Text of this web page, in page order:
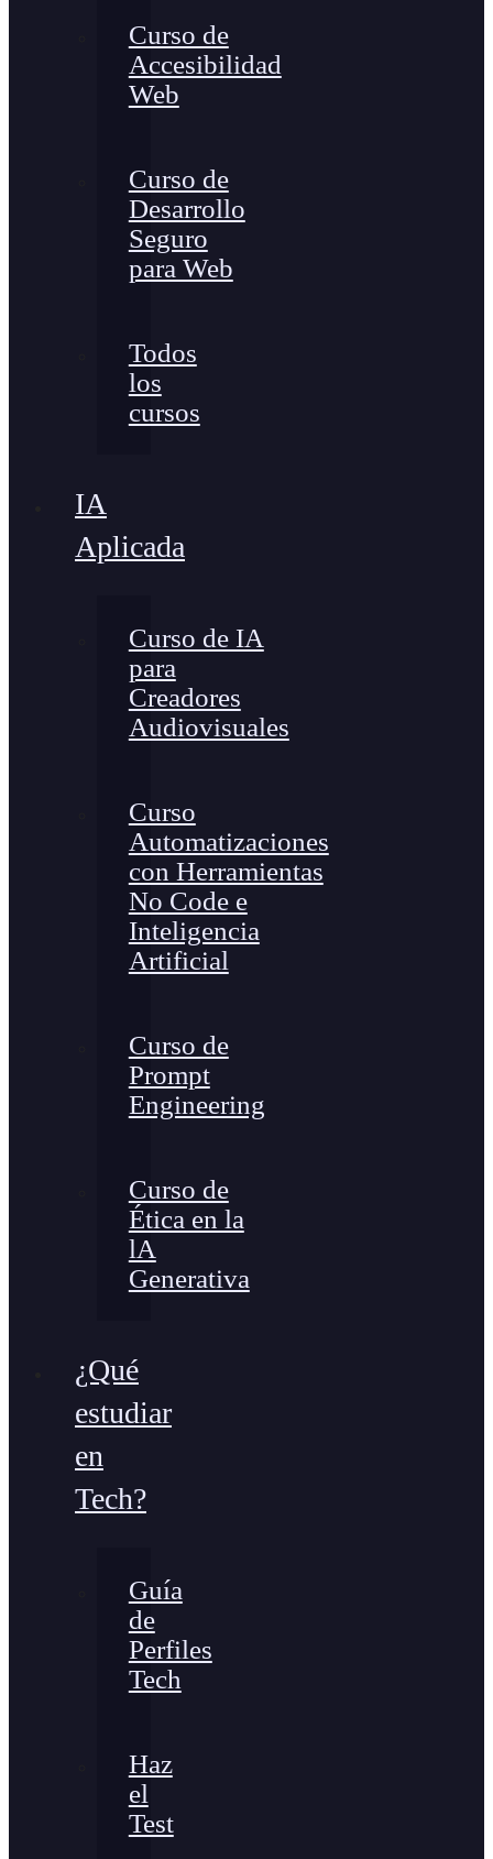
Curso de
Accesibilidad
Web
Curso de
Desarrollo
Seguro
para Web
Todos
los
cursos
IA
Aplicada
Curso de IA
para
Creadores
Audiovisuales
Curso
Automatizaciones
con Herramientas
No Code e
Inteligencia
Artificial
Curso de
Prompt
Engineering
Curso de
Ética en la
lA
Generativa
¿Qué
estudiar
en
Tech?
Guía
de
Perfiles
Tech
Haz
el
Test